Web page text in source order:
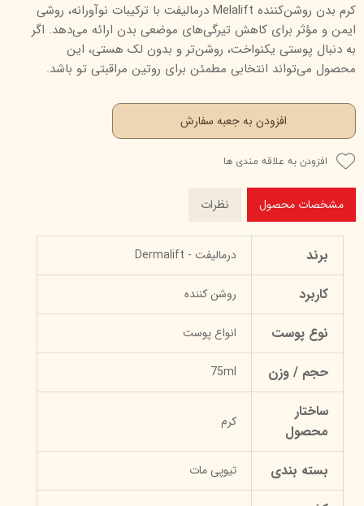
کرم بدن روشن‌کننده Melalift درمالیفت با ترکیبات نوآورانه، روشی
ایمن و مؤثر برای کاهش تیرگی‌های موضعی بدن ارائه می‌دهد. اگر
به دنبال پوستی یکنواخت، روشن‌تر و بدون لک هستی، این
محصول می‌تواند انتخابی مطمئن برای روتین مراقبتی تو باشد.
افزودن به جعبه سفارش
افزودن به علاقه مندی ها
مشخصات محصول نظرات
برند درمالیفت - Dermalift
کاربرد روشن کننده
نوع پوست انواع پوست
حجم / وزن 75ml
ساختار
محصول
کرم
بسته بندی تیوپی مات